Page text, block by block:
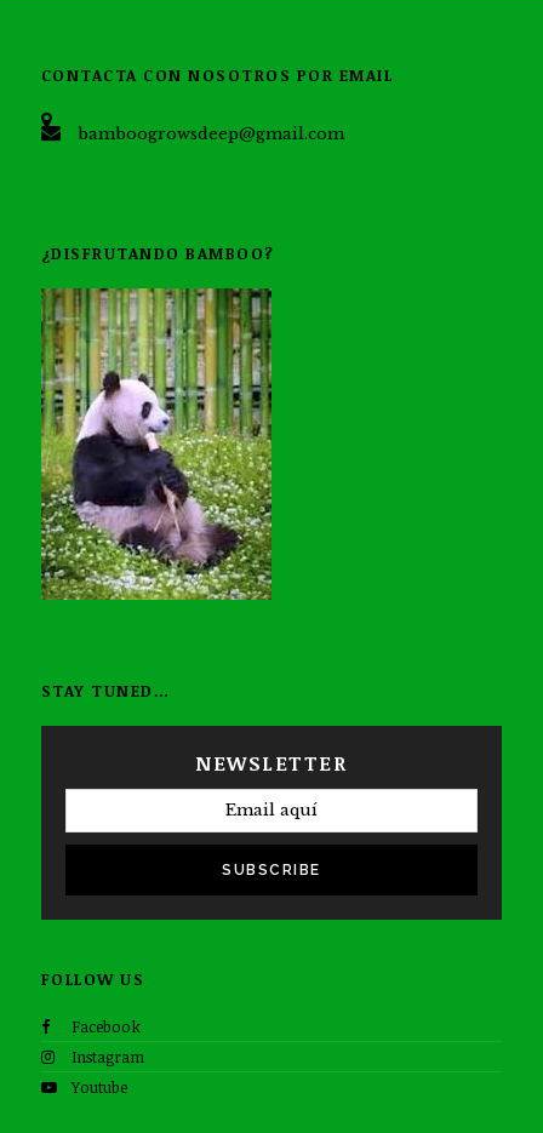
CONTACTA CON NOSOTROS POR EMAIL
bamboogrowsdeep@gmail.com
¿DISFRUTANDO BAMBOO?
STAY TUNED…
NEWSLETTER
SUBSCRIBE
FOLLOW US
Facebook
Instagram
Youtube